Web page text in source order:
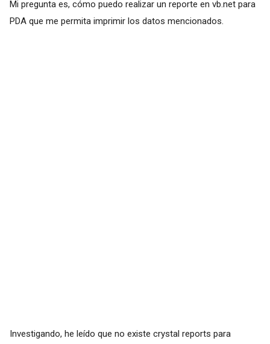
Mi pregunta es, cómo puedo realizar un reporte en vb.net para
PDA que me permita imprimir los datos mencionados.
Investigando, he leído que no existe crystal reports para